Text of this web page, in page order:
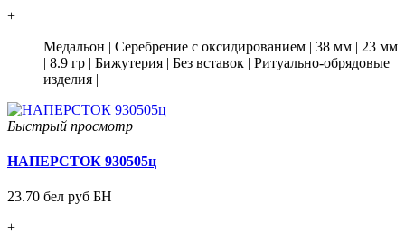
+
Медальон | Серебрение с оксидированием | 38 мм | 23 мм
| 8.9 гр | Бижутерия | Без вставок | Ритуально-обрядовые
изделия |
Быстрый просмотр
НАПЕРСТОК 930505ц
23.70 бел руб БН
+